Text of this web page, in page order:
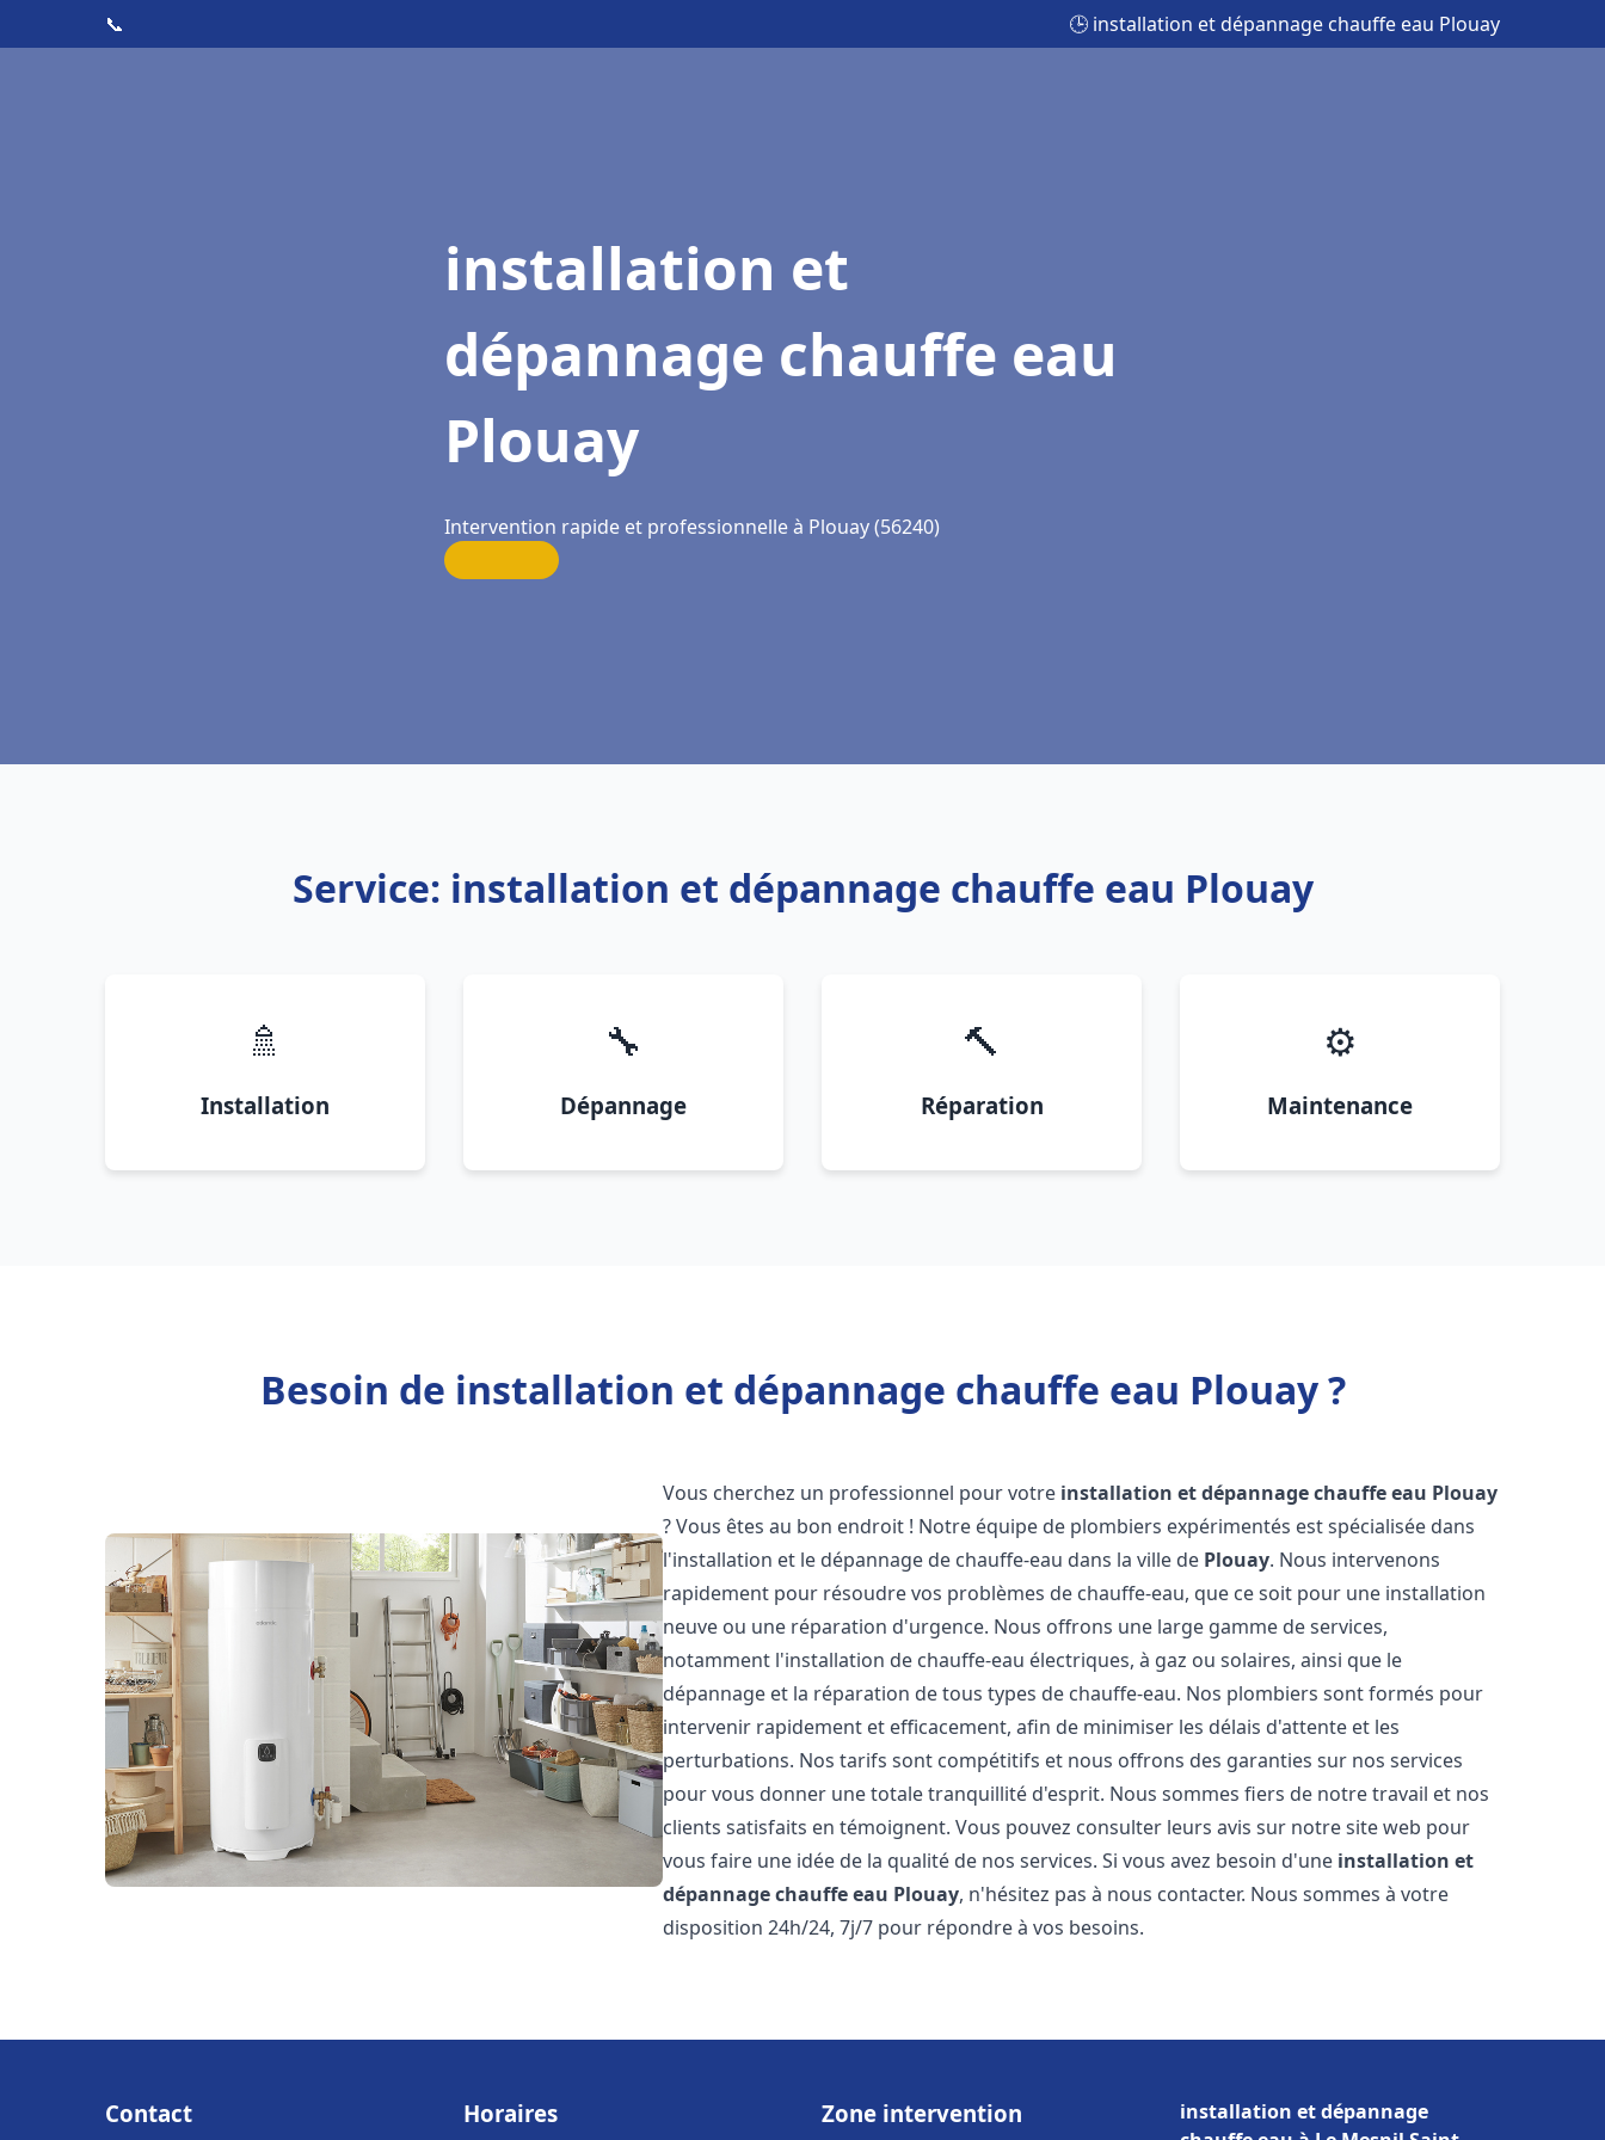
📞 🕒 installation et dépannage chauffe eau Plouay
installation et
dépannage chauffe eau
Plouay
Intervention rapide et professionnelle à Plouay (56240)
Service: installation et dépannage chauffe eau Plouay
🚿
Installation
🔧
Dépannage
🔨
Réparation
⚙️
Maintenance
Besoin de installation et dépannage chauffe eau Plouay ?
Vous cherchez un professionnel pour votre installation et dépannage chauffe eau Plouay
? Vous êtes au bon endroit ! Notre équipe de plombiers expérimentés est spécialisée dans
l'installation et le dépannage de chauffe-eau dans la ville de Plouay. Nous intervenons
rapidement pour résoudre vos problèmes de chauffe-eau, que ce soit pour une installation
neuve ou une réparation d'urgence. Nous offrons une large gamme de services,
notamment l'installation de chauffe-eau électriques, à gaz ou solaires, ainsi que le
dépannage et la réparation de tous types de chauffe-eau. Nos plombiers sont formés pour
intervenir rapidement et efficacement, afin de minimiser les délais d'attente et les
perturbations. Nos tarifs sont compétitifs et nous offrons des garanties sur nos services
pour vous donner une totale tranquillité d'esprit. Nous sommes fiers de notre travail et nos
clients satisfaits en témoignent. Vous pouvez consulter leurs avis sur notre site web pour
vous faire une idée de la qualité de nos services. Si vous avez besoin d'une installation et
dépannage chauffe eau Plouay, n'hésitez pas à nous contacter. Nous sommes à votre
disposition 24h/24, 7j/7 pour répondre à vos besoins.
Contact Horaires Zone intervention
installation et dépannage